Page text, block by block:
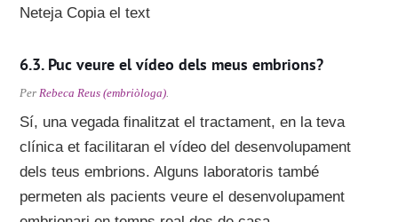
Neteja Copia el text
Puc veure el vídeo dels meus embrions?
Per Rebeca Reus (embriòloga)
Sí, una vegada finalitzat el tractament, en la teva
clínica et facilitaran el vídeo del desenvolupament
dels teus embrions. Alguns laboratoris també
permeten als pacients veure el desenvolupament